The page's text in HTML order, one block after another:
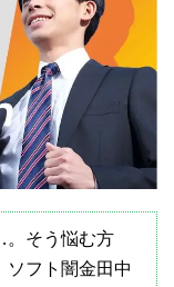
。そう悩む方
ソフト闇金田中